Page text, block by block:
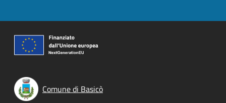
Comune di Basicò